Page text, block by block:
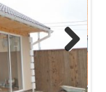
Next